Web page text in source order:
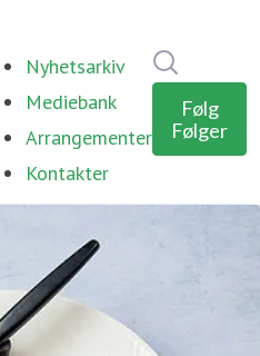
Nyhetsarkiv
Mediebank
Arrangementer
Kontakter
Følg
Følger